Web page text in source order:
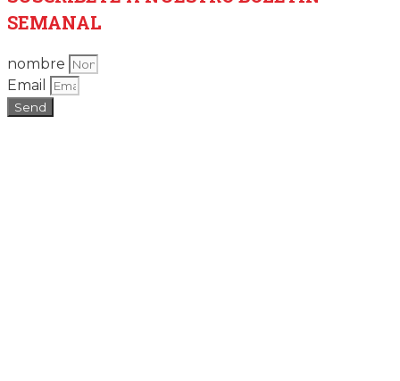
SEMANAL
nombre
Email
Send